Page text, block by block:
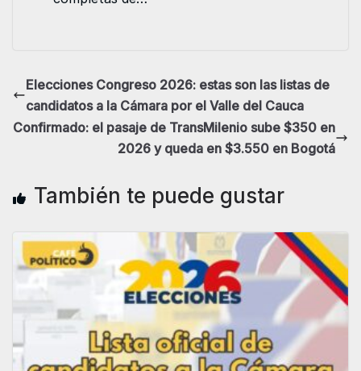
Elecciones Congreso 2026: estas son las listas de
candidatos a la Cámara por el Valle del Cauca
Confirmado: el pasaje de TransMilenio sube $350 en
2026 y queda en $3.550 en Bogotá
También te puede gustar